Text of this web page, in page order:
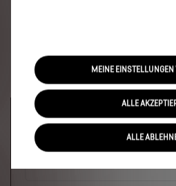
Welches Fahrzeug?
MEINE
ALLE
ALLE